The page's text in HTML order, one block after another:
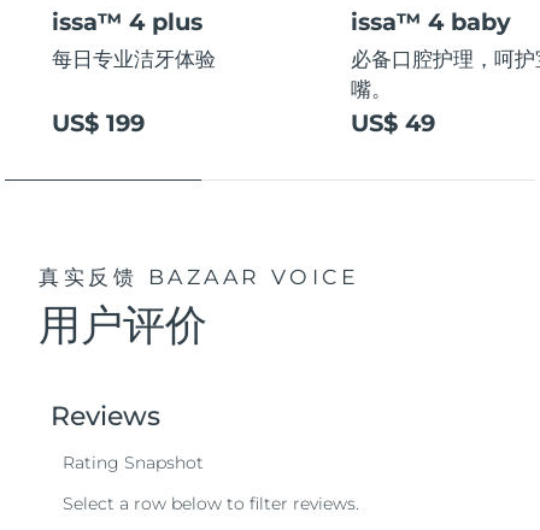
issa™ 4 plus
每日专业洁牙体验
US$ 199
issa™ 4 baby
必备口腔护理，呵
嘴。
US$ 49
真实反馈 BAZAAR VOICE
用户评价